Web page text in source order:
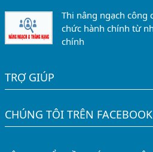
Thi nâng ngạch công
chức hành chính từ
chính
TRỢ GIÚP
CHÚNG TÔI TRÊN FACEBOOK